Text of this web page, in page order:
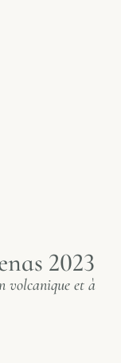
2023
volcanique et à